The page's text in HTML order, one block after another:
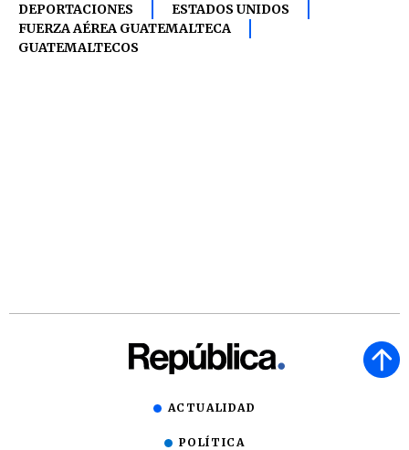
DEPORTACIONES
ESTADOS UNIDOS
FUERZA AÉREA GUATEMALTECA
GUATEMALTECOS
ACTUALIDAD
POLÍTICA